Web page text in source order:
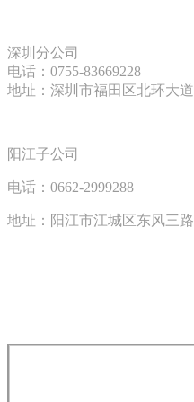
深圳分公司
电话： 0755-83669228
地址：深圳市福田区北环大道
阳江子公司
电话： 0662-2999288
地址：阳江市江城区东风三路